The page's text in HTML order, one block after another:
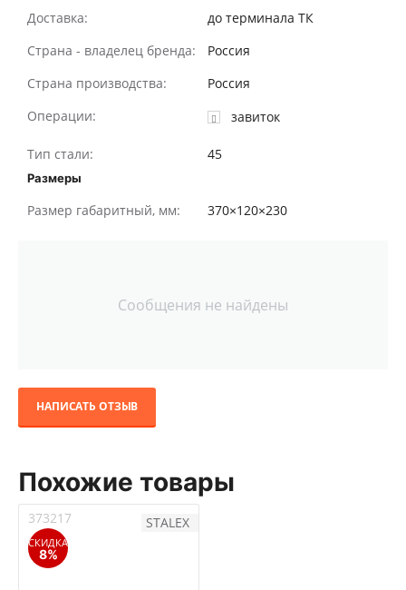
Доставка:
до терминала ТК
Страна - владелец бренда:
Россия
Страна производства:
Россия
Операции:
завиток
Тип стали: 45
Размеры
Размер габаритный, мм: 370×120×230
Сообщения не найдены
НАПИСАТЬ ОТЗЫВ
Похожие товары
373217
СКИДКА
8%
STALEX